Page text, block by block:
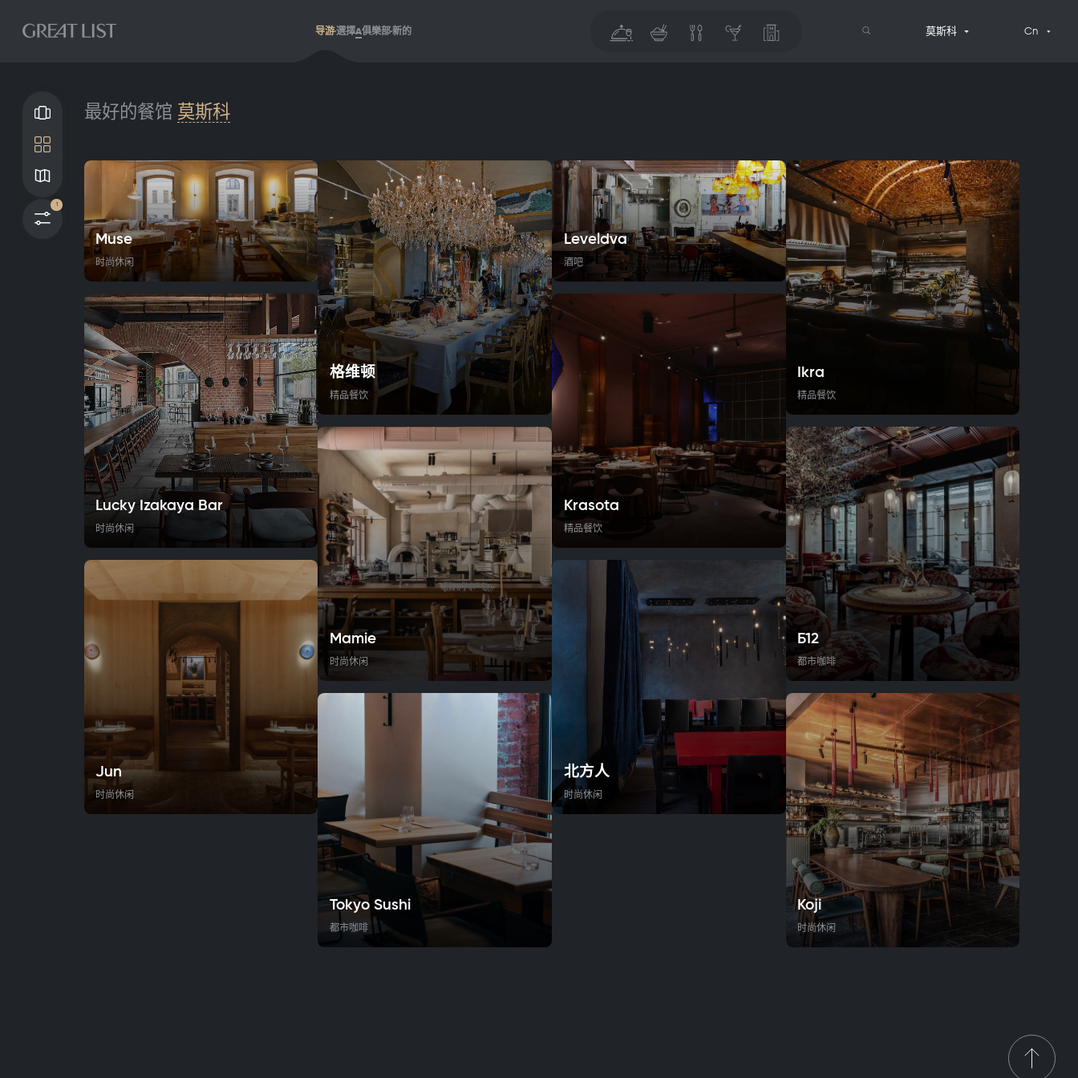
导游選擇A俱樂部新的 莫斯科 Cn
过滤器
1
最好的餐馆 莫斯科
Muse
时尚休闲
格维顿
精品餐饮
Leveldva
酒吧
Ikra
精品餐饮
Lucky Izakaya Bar
时尚休闲
Mamie
时尚休闲
Krasota
精品餐饮
Б12
都市咖啡
Jun
时尚休闲
Tokyo Sushi
都市咖啡
北方人
时尚休闲
Коji
时尚休闲